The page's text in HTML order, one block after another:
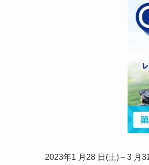
2023年1 月28 日(土)～3 月